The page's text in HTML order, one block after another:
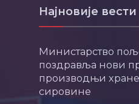
Најновије вести
Министарство
поздравља нови
производњи
сировине